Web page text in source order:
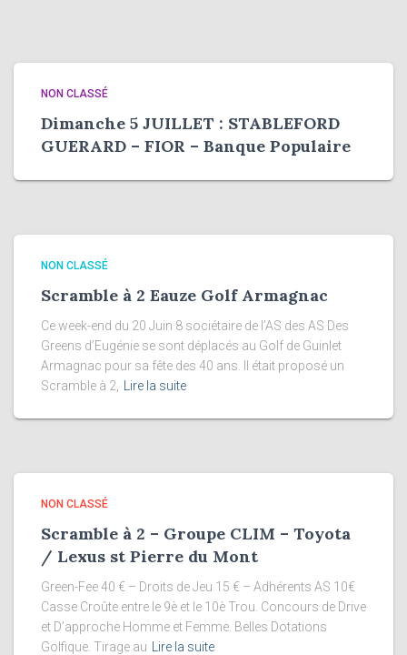
NON CLASSÉ
Dimanche 5 JUILLET : STABLEFORD
GUERARD – FIOR – Banque Populaire
NON CLASSÉ
Scramble à 2 Eauze Golf Armagnac
Ce week-end du 20 Juin 8 sociétaire de l’AS des AS Des
Greens d’Eugénie se sont déplacés au Golf de Guinlet
Armagnac pour sa fête des 40 ans. Il était proposé un
Scramble à 2,
Lire la suite
NON CLASSÉ
Scramble à 2 – Groupe CLIM – Toyota
/ Lexus st Pierre du Mont
Green-Fee 40 € – Droits de Jeu 15 € – Adhérents AS 10€
Casse Croûte entre le 9è et le 10è Trou. Concours de Drive
et D’approche Homme et Femme. Belles Dotations
Golfique. Tirage au
Lire la suite